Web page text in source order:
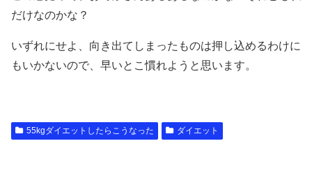
だけなのかな？
いずれにせよ、向き出てしまったものは押し込めるわけに
もいかないので、早いとこ慣れようと思います。
55kgダイエットしたらこうなった ダイエット